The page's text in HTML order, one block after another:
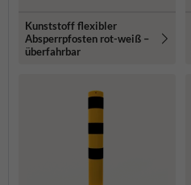
Kunststoff flexibler
Absperrpfosten rot-weiß –
überfahrbar